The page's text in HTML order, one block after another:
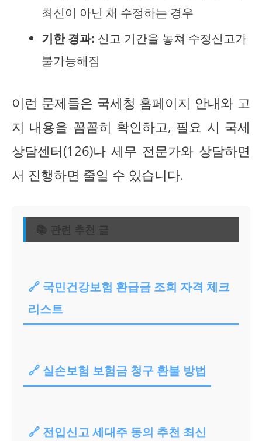
최신이 아닌 채 수정하는 경우
기한 경과: 신고 기간을 놓쳐 수정신고가
불가능해짐
이런 문제들은 국세청 홈페이지 안내와 고
지 내용을 꼼꼼히 확인하고, 필요 시 국세
상담센터(126)나 세무 전문가와 상담하면
서 진행하면 줄일 수 있습니다.
📚 관련 추천 글
🔗 국민건강보험 환급금 조회 자격 체크
리스트
🔗 실손보험 보험금 청구 환불 방법
🔗 전입신고 세대주 동의 추천 최신